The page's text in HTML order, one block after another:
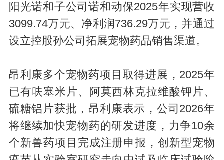
阳光诺和子公司诺和动保2025年实现营收
3099.74万元、净利润736.29万元，并通过
设立控股孙公司拓展宠物药品销售渠道。
昂利康多个宠物药项目取得进展，2025年
已有呋塞米片、阿莫西林克拉维酸钾片、
硫糖铝片获批，昂利康表示，公司2026年
将继续加快宠物药的研发进度，力争10余
个新兽药项目完成注册申报，创新型宠物